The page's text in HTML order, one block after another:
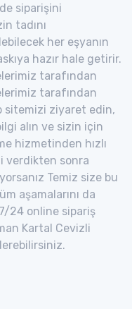
siparişini
tadını
her eşyanın
hazır hale getirir.
tarafından
tarafından
sitemizi ziyaret edin,
alın ve sizin için
hizmetinden hızlı
verdikten sonra
Temiz size bu
aşamalarını da
24 online sipariş
Kartal Cevizli